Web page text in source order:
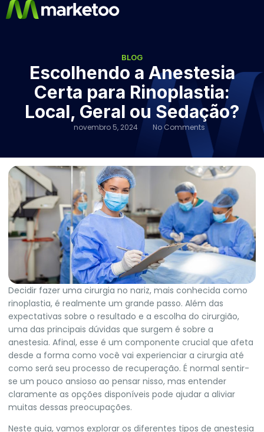
BLOG
Escolhendo a Anestesia
Certa para Rinoplastia:
Local, Geral ou Sedação?
novembro 5, 2024 No Comments
Decidir fazer uma cirurgia no nariz, mais conhecida como
rinoplastia, é realmente um grande passo. Além das
expectativas sobre o resultado e a escolha do cirurgião,
uma das principais dúvidas que surgem é sobre a
anestesia. Afinal, esse é um componente crucial que afeta
desde a forma como você vai experienciar a cirurgia até
como será seu processo de recuperação. É normal sentir-
se um pouco ansioso ao pensar nisso, mas entender
claramente as opções disponíveis pode ajudar a aliviar
muitas dessas preocupações.
Neste guia, vamos explorar os diferentes tipos de anestesia